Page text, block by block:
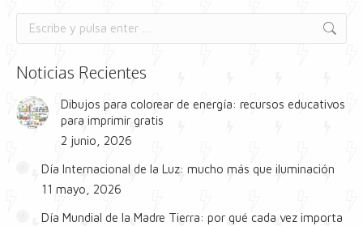
Buscar:
Noticias Recientes
Dibujos para colorear de energía: recursos educativos
para imprimir gratis
2 junio, 2026
Día Internacional de la Luz: mucho más que iluminación
11 mayo, 2026
Día Mundial de la Madre Tierra: por qué cada vez importa